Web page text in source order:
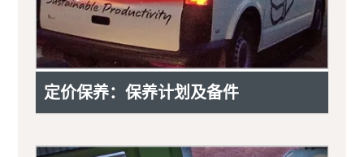
定价保养：保养计划及备件